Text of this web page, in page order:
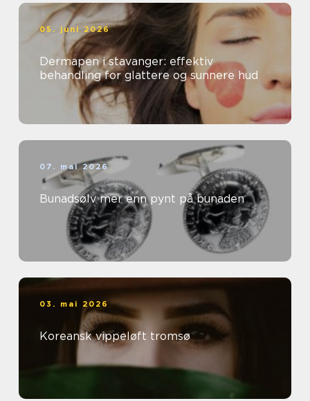
05. juni 2026
Dermapen i stavanger: effektiv
behandling for glattere og sunnere hud
07. mai 2026
Bunadsølv mer enn pynt på bunaden
03. mai 2026
Koreansk vippeløft tromsø